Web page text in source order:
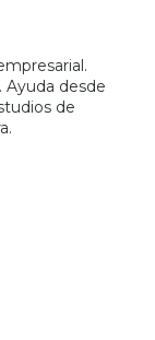
Ayuda desde
de